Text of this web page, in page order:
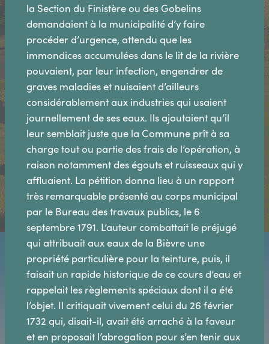
la Section du Finistère ou des Gobelins
demandaient à la municipalité d’y faire
procéder d’urgence, attendu que les
immondices accumulées dans le lit de la rivière
pouvaient, par leur infection, engendrer de
graves maladies et nuisaient d’ailleurs
considérablement aux industries qui usaient
journellement de ses eaux. Ils ajoutaient qu’il
leur semblait juste que la Commune prît à sa
charge tout ou partie des frais de l’opération, à
raison notamment des égouts et ruisseaux qui y
affluaient. La pétition donna lieu à un rapport
très remarquable présenté au corps municipal
par le Bureau des travaux publics, le 6
septembre 1791. L’auteur combattait le préjugé
qui attribuait aux eaux de la Bièvre une
propriété particulière pour la teinture, puis, il
faisait un rapide historique de ce cours d’eau et
rappelait les règlements spéciaux dont il a été
l’objet. Il critiquait vivement celui du 26 février
1732 qui, disait-il, avait été arraché à la faveur
et en proposait l’abrogation pour s’en tenir aux